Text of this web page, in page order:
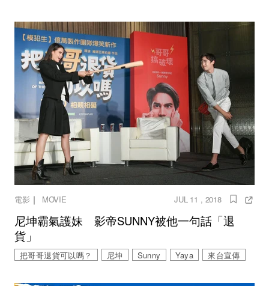
電影 ｜ MOVIE JUL 11 , 2018
尼坤霸氣護妹 影帝SUNNY被他一句話「退
貨」
把哥哥退貨可以嗎？ 尼坤 Sunny Yaya 來台宣傳